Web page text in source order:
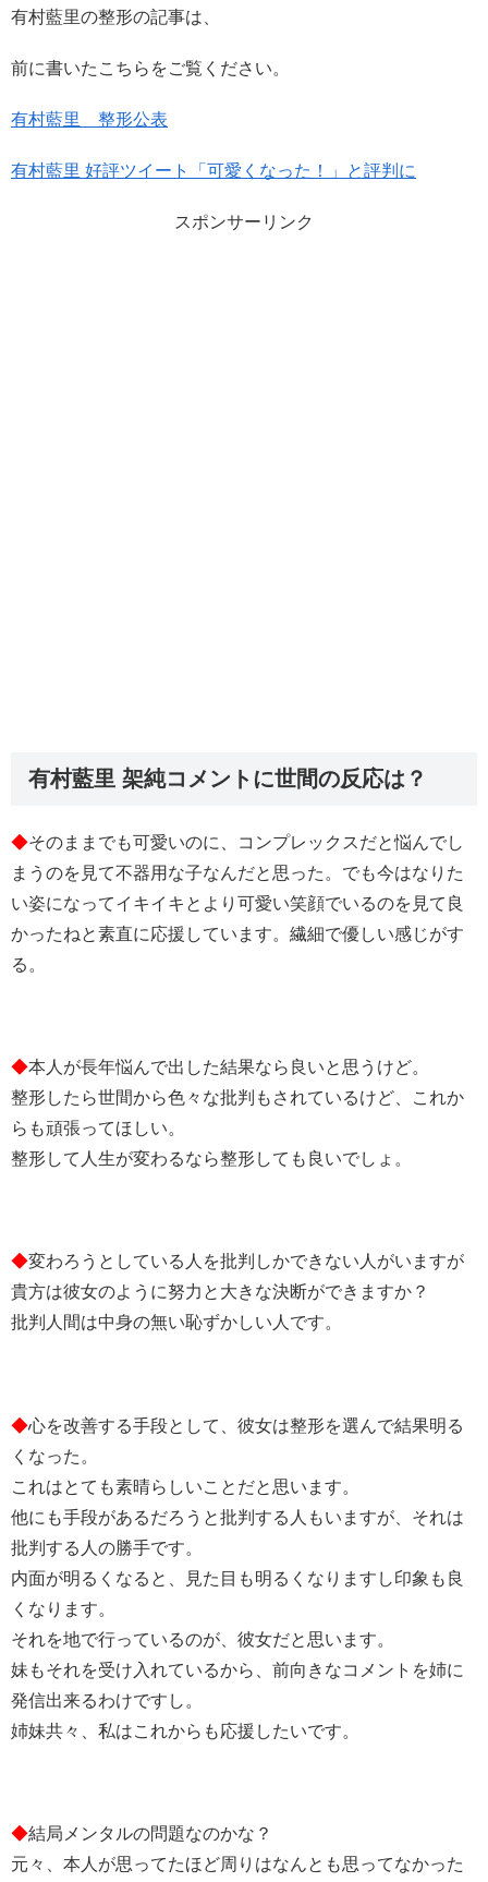
有村藍里の整形の記事は、
前に書いたこちらをご覧ください。
有村藍里 整形公表
有村藍里 好評ツイート「可愛くなった！」と評判に
スポンサーリンク
有村藍里 架純コメントに世間の反応は？
◆そのままでも可愛いのに、コンプレックスだと悩んでし
まうのを見て不器用な子なんだと思った。でも今はなりた
い姿になってイキイキとより可愛い笑顔でいるのを見て良
かったねと素直に応援しています。繊細で優しい感じがす
る。
◆本人が長年悩んで出した結果なら良いと思うけど。
整形したら世間から色々な批判もされているけど、これか
らも頑張ってほしい。
整形して人生が変わるなら整形しても良いでしょ。
◆変わろうとしている人を批判しかできない人がいますが
貴方は彼女のように努力と大きな決断ができますか？
批判人間は中身の無い恥ずかしい人です。
◆心を改善する手段として、彼女は整形を選んで結果明る
くなった。
これはとても素晴らしいことだと思います。
他にも手段があるだろうと批判する人もいますが、それは
批判する人の勝手です。
内面が明るくなると、見た目も明るくなりますし印象も良
くなります。
それを地で行っているのが、彼女だと思います。
妹もそれを受け入れているから、前向きなコメントを姉に
発信出来るわけですし。
姉妹共々、私はこれからも応援したいです。
◆結局メンタルの問題なのかな？
元々、本人が思ってたほど周りはなんとも思ってなかった